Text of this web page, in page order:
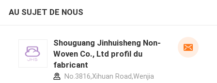
AU SUJET DE NOUS
Shouguang Jinhuisheng Non-
Woven Co., Ltd profil du
fabricant
No.3816,Xihuan Road,Wenjia